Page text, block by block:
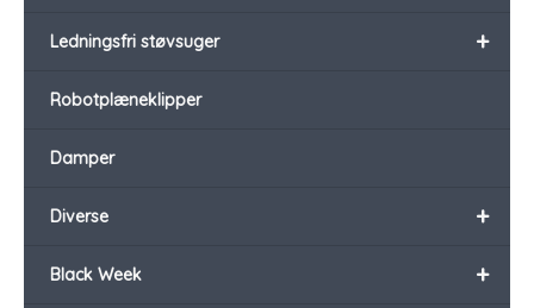
+
Ledningsfri støvsuger
Robotplæneklipper
Damper
+
Diverse
+
Black Week